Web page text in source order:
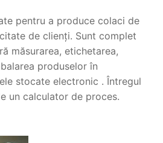
pentru a produce colaci de
de clienţi. Sunt complet
măsurarea, etichetarea,
produselor în
stocate electronic . Întregul
un calculator de proces.